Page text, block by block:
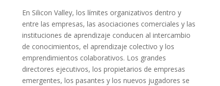
En Silicon Valley, los límites organizativos dentro y
entre las empresas, las asociaciones comerciales y las
instituciones de aprendizaje conducen al intercambio
de conocimientos, el aprendizaje colectivo y los
emprendimientos colaborativos. Los grandes
directores ejecutivos, los propietarios de empresas
emergentes, los pasantes y los nuevos jugadores se